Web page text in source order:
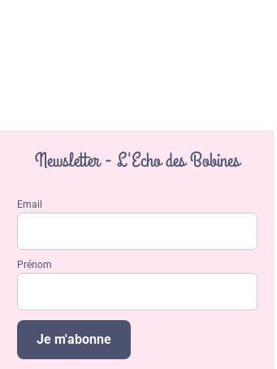
Newsletter - L'Echo des Bobines
Email
Prénom
Je m'abonne